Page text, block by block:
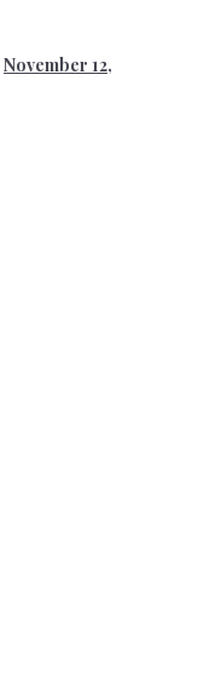
November 12,